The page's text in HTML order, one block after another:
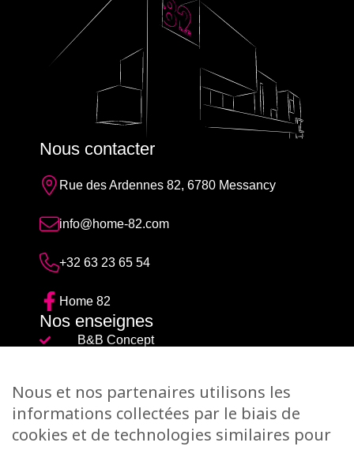
Nous contacter
Rue des Ardennes 82, 6780 Messancy
info@home-82.com
+32 63 23 65 54
Home 82
Nos enseignes
B&B Concept
Piscine Magiline
M-D Design
Koch
Nous et nos partenaires utilisons les
informations collectées par le biais de
cookies et de technologies similaires pour